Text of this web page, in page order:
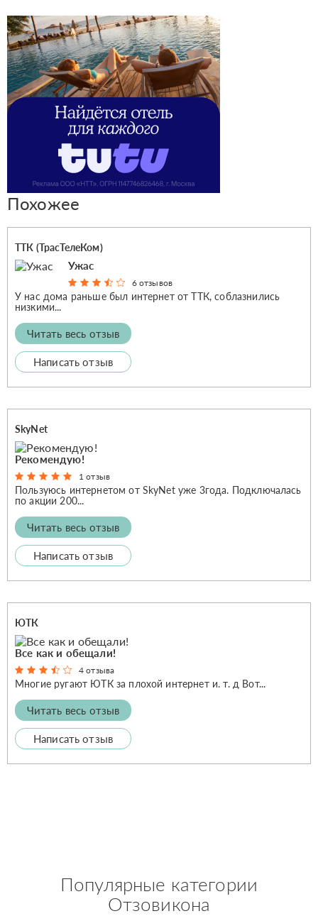
Похожее
ТТК (ТрасТелеКом)
Ужас
6 отзывов
У нас дома раньше был интернет от ТТК, соблазнились
низкими...
Читать весь отзыв
Написать отзыв
SkyNet
Рекомендую!
1 отзыв
Пользуюсь интернетом от SkyNet уже 3года. Подключалась
по акции 200...
Читать весь отзыв
Написать отзыв
ЮТК
Все как и обещали!
4 отзыва
Многие ругают ЮТК за плохой интернет и. т. д Вот...
Читать весь отзыв
Написать отзыв
Популярные категории
Отзовикона